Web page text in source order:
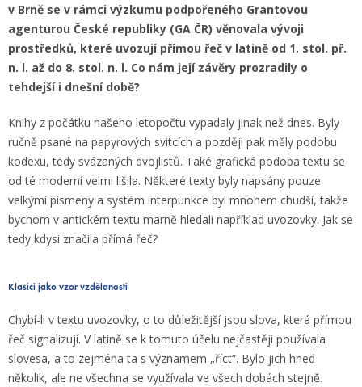
v Brně se v rámci výzkumu podpořeného Grantovou
agenturou České republiky (GA ČR) věnovala vývoji
prostředků, které uvozují přímou řeč v latině od 1. stol. př.
n. l. až do 8. stol. n. l. Co nám její závěry prozradily o
tehdejší i dnešní době?
Knihy z počátku našeho letopočtu vypadaly jinak než dnes. Byly
ručně psané na papyrových svitcích a později pak měly podobu
kodexu, tedy svázaných dvojlistů. Také grafická podoba textu se
od té moderní velmi lišila. Některé texty byly napsány pouze
velkými písmeny a systém interpunkce byl mnohem chudší, takže
bychom v antickém textu marně hledali například uvozovky. Jak se
tedy kdysi značila přímá řeč?
Klasici jako vzor vzdělanosti
Chybí-li v textu uvozovky, o to důležitější jsou slova, která přímou
řeč signalizují. V latině se k tomuto účelu nejčastěji používala
slovesa, a to zejména ta s významem „říct“. Bylo jich hned
několik, ale ne všechna se využívala ve všech dobách stejně.